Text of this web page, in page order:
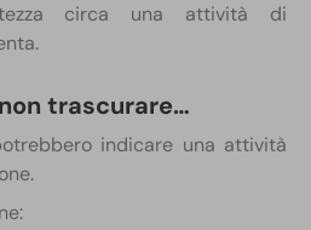
circa una attività di
trascurare…
indicare una attività